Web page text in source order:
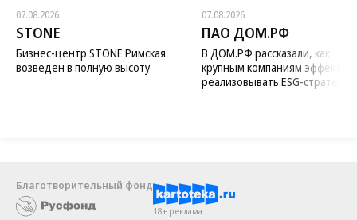
07.08.2026
STONE
Бизнес-центр STONE Римская
возведен в полную высоту
07.08.2026
ПАО ДОМ.РФ
В ДОМ.РФ рассказали, как
крупным компаниям
реализовывать ESG-стратегию
Благотворительный фонд
18+ реклама